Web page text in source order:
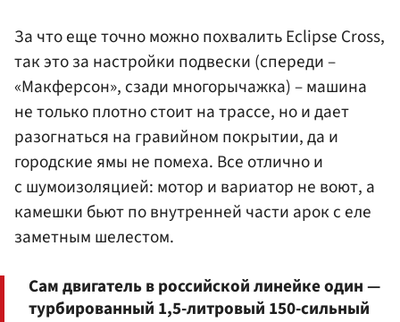
За что еще точно можно похвалить Eclipse Cross,
так это за настройки подвески (спереди –
«Макферсон», сзади многорычажка) – машина
не только плотно стоит на трассе, но и дает
разогнаться на гравийном покрытии, да и
городские ямы не помеха. Все отлично и
с шумоизоляцией: мотор и вариатор не воют, а
камешки бьют по внутренней части арок с еле
заметным шелестом.
Сам двигатель в российской линейке один —
турбированный 1,5-литровый 150-сильный